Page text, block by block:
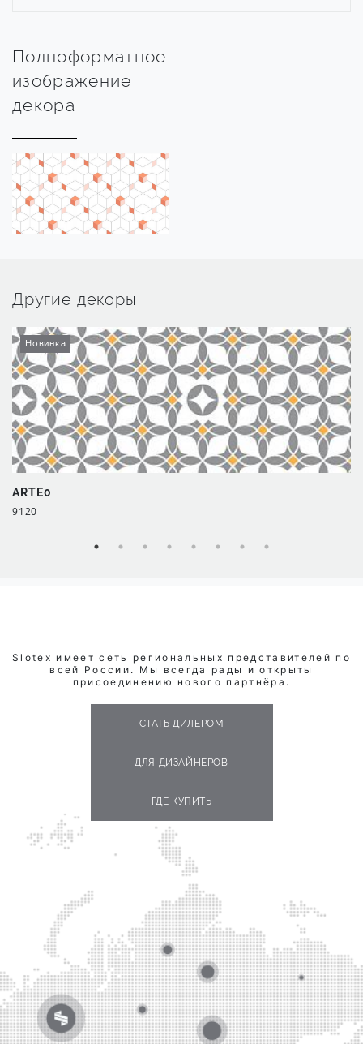
Полноформатное
изображение
декора
Другие декоры
Новинка
ARTE0
9120
Slotex имеет сеть региональных представителей по
всей России. Мы всегда рады и открыты
присоединению нового партнёра.
СТАТЬ ДИЛЕРОМ
ДЛЯ ДИЗАЙНЕРОВ
ГДЕ КУПИТЬ